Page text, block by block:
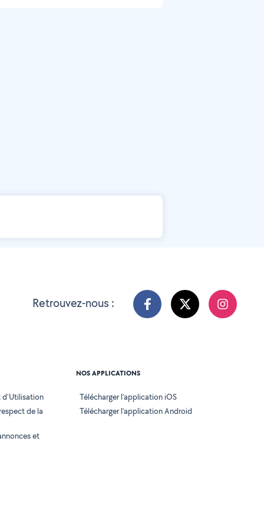
Retrouvez-nous :
d'Utilisation
de la
et
NOS APPLICATIONS
Télécharger l’application iOS
Télécharger l’application Android